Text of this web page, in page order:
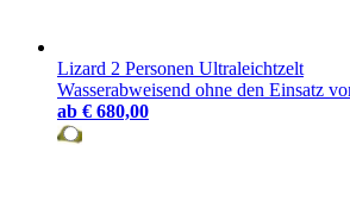
Lizard 2 Personen Ultraleichtzelt
Wasserabweisend ohne den Einsatz
ab € 680,00